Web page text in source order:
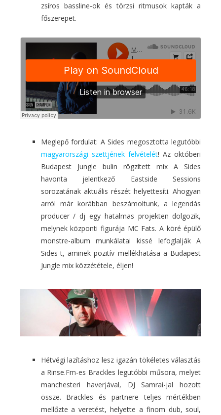
zsíros bassline-ok és törzsi ritmusok kapták a
főszerepet.
Meglepő fordulat: A Sides megosztotta legutóbbi
magyarországi szettjének felvételét! Az októberi
Budapest Jungle bulin rögzített mix A Sides
havonta jelentkező Eastside Sessions
sorozatának aktuális részét helyettesíti. Ahogyan
arról már korábban beszámoltunk, a legendás
producer / dj egy hatalmas projekten dolgozik,
melynek központi figurája MC Fats. A köré épülő
monstre-album munkálatai kissé lefoglalják A
Sides-t, aminek pozitív mellékhatása a Budapest
Jungle mix közzététele, éljen!
Hétvégi lazításhoz lesz igazán tökéletes választás
a Rinse.Fm-es Brackles legutóbbi műsora, melyet
manchesteri haverjával, DJ Samrai-jal hozott
össze. Brackles és partnere teljes mértékben
mellőzte a veretést, helyette a finom dub, soul,